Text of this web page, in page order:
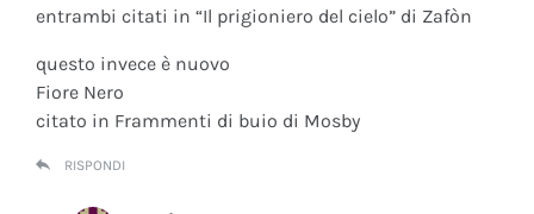
entrambi citati in “Il prigioniero del cielo” di Zafòn
questo invece è nuovo
Fiore Nero
citato in Frammenti di buio di Mosby
RISPONDI